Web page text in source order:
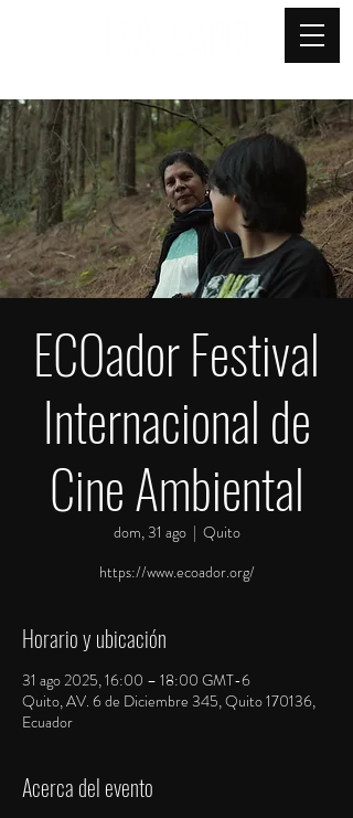
ECOador Festival
Internacional de
Cine Ambiental
dom, 31 ago
  |
Quito
https://www.ecoador.org/
Horario y ubicación
31 ago 2025, 16:00 – 18:00 GMT-6
Quito, AV. 6 de Diciembre 345, Quito 170136,
Ecuador
Acerca del evento